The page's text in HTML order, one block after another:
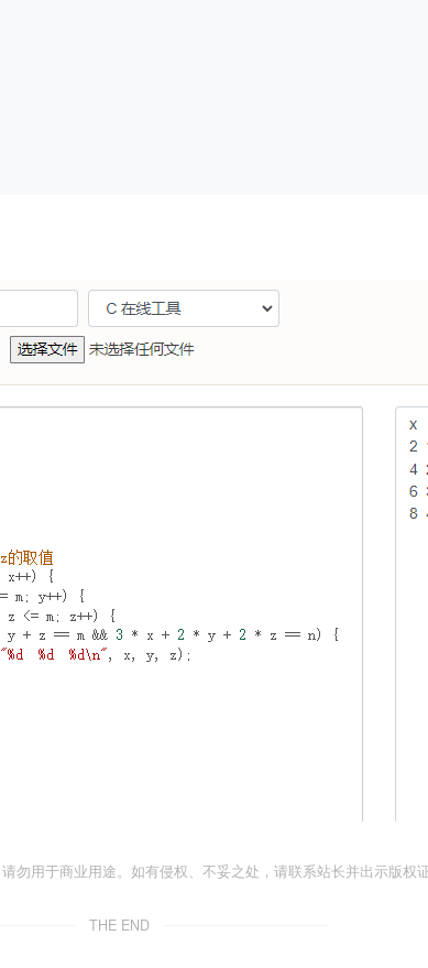
勿用于商业用途。如有侵权、不妥之处，请联系站长并出示版权
THE END